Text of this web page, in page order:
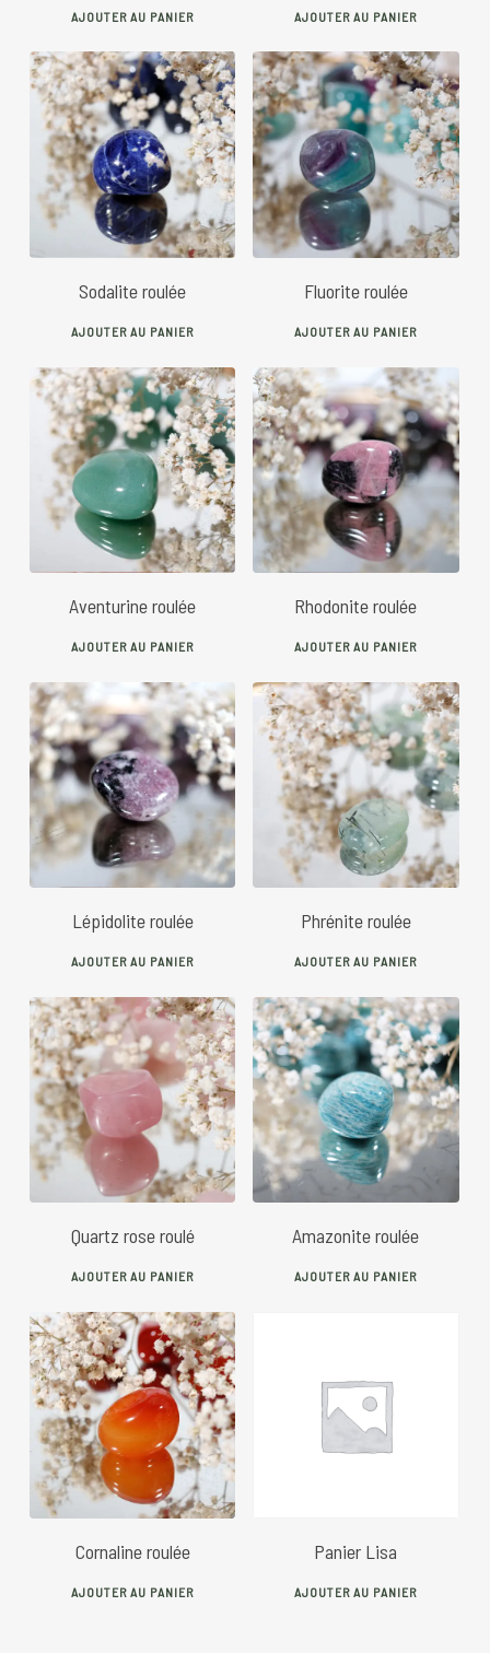
AJOUTER AU PANIER AJOUTER AU PANIER
5€
Sodalite roulée
AJOUTER AU PANIER
6€
Fluorite roulée
AJOUTER AU PANIER
5€
Aventurine roulée
AJOUTER AU PANIER
5€
Rhodonite roulée
AJOUTER AU PANIER
7€
Lépidolite roulée
AJOUTER AU PANIER
5 €
Phrénite roulée
AJOUTER AU PANIER
5€
Quartz rose roulé
AJOUTER AU PANIER
5€
Amazonite roulée
AJOUTER AU PANIER
5€
Cornaline roulée
AJOUTER AU PANIER
622€
Panier Lisa
AJOUTER AU PANIER